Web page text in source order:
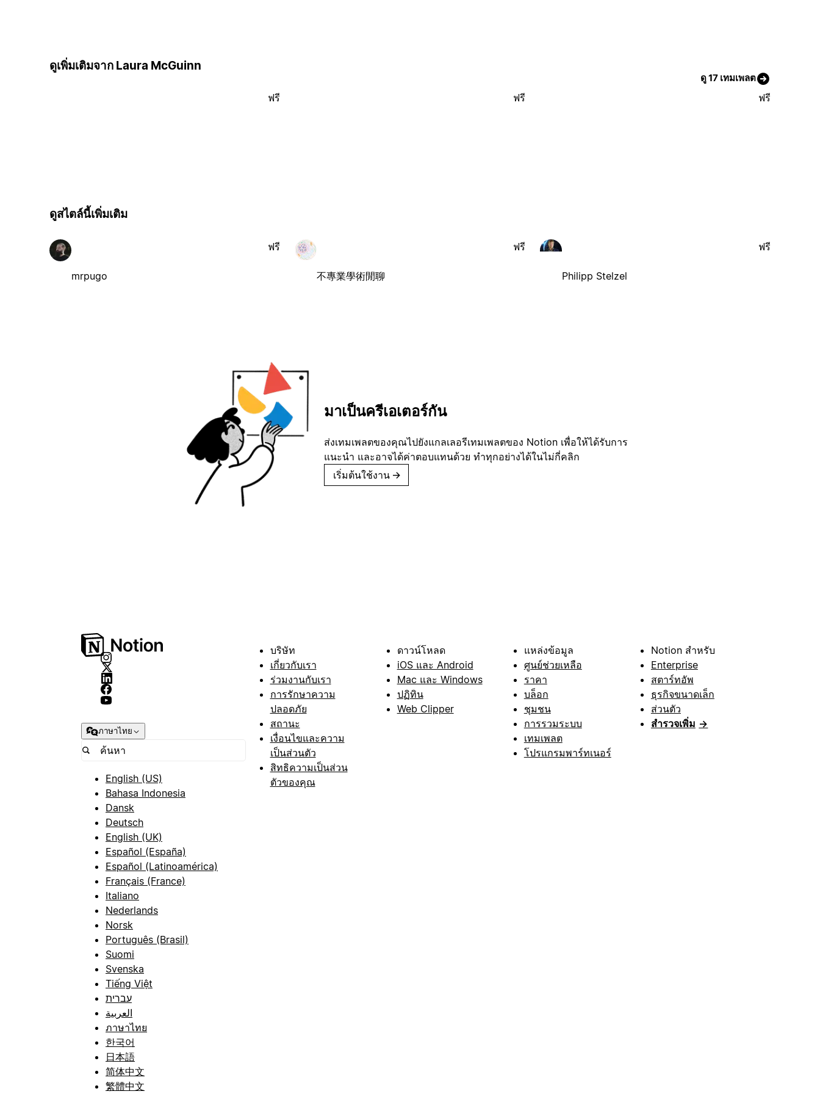
ดูเพิ่มเติมจาก Laura McGuinn
ดู 17 เทมเพลต
ฟรี ฟรี ฟรี
ดูสไตล์นี้เพิ่มเติม
mrpugo
ฟรี
不專業學術閒聊
ฟรี
Philipp Stelzel
ฟรี
มาเป็นครีเอเตอร์กัน
ส่งเทมเพลตของคุณไปยังแกลเลอรีเทมเพลตของ Notion เพื่อให้ได้รับการ
แนะนำ และอาจได้ค่าตอบแทนด้วย ทำทุกอย่างได้ในไม่กี่คลิก
เริ่มต้นใช้งาน →
ภาษาไทย
English (US)
Bahasa Indonesia
Dansk
Deutsch
English (UK)
Español (España)
Español (Latinoamérica)
Français (France)
Italiano
Nederlands
Norsk
Português (Brasil)
Suomi
Svenska
Tiếng Việt
עברית
العربية
ภาษาไทย
한국어
日本語
简体中文
繁體中文
บริษัท
เกี่ยวกับเรา
ร่วมงานกับเรา
การรักษาความ
ปลอดภัย
สถานะ
เงื่อนไขและความ
เป็นส่วนตัว
สิทธิความเป็นส่วน
ตัวของคุณ
ดาวน์โหลด
iOS และ Android
Mac และ Windows
ปฏิทิน
Web Clipper
แหล่งข้อมูล
ศูนย์ช่วยเหลือ
ราคา
บล็อก
ชุมชน
การรวมระบบ
เทมเพลต
โปรแกรมพาร์ทเนอร์
Notion สำหรับ
Enterprise
สตาร์ทอัพ
ธุรกิจขนาดเล็ก
ส่วนตัว
สำรวจเพิ่ม →